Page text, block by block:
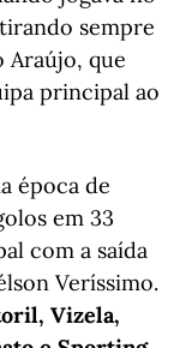
sempre
Araújo, que
principal ao
época de
em 33
com a saída
Veríssimo.
Vizela,